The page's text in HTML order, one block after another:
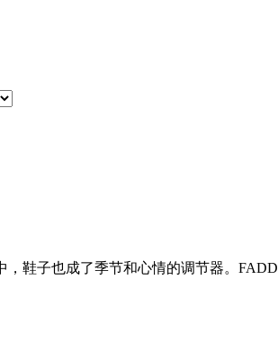
鞋子也成了季节和心情的调节器。FADD